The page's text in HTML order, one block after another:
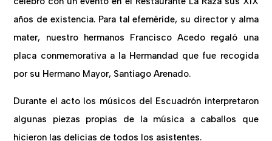
años de existencia. Para tal efeméride, su director y alma
mater, nuestro hermanos Francisco Acedo regaló una
placa conmemorativa a la Hermandad que fue recogida
por su Hermano Mayor, Santiago Arenado.
Durante el acto los músicos del Escuadrón interpretaron
algunas piezas propias de la música a caballos que
hicieron las delicias de todos los asistentes.